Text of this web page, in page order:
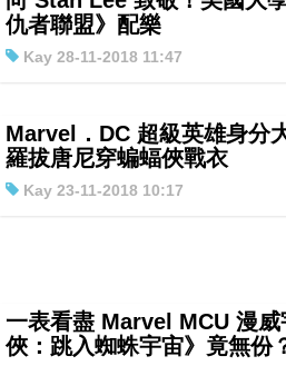
特集
仇者聯盟》配樂
Kay 28-11-2018 11:47
Marvel．DC 超級英雄身分
羅拔唐尼穿蝙蝠俠戰衣
Kay 23-11-2018 10:17
一表看盡 Marvel MCU 漫
俠：跳入蜘蛛宇宙》竟無份